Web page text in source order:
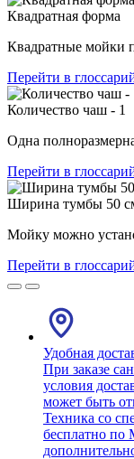
Квадратная форма
Квадратные мойки
Перейти в
Количество чаш - 1
Одна
Перейти в
Ширина тумбы 50
Мойку можно
Перейти в
Удобная
При заказе
условия
может быть
Техника со
бесплатно по